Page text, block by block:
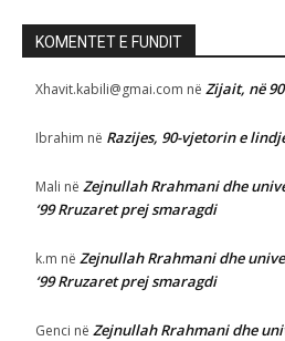
KOMENTET E FUNDIT
Xhavit.kabili@gmai.com në Zijait, në
Ibrahim në Razijes, 90-vjetorin e
Mali në Zejnullah Rrahmani dhe
‘99 Rruzaret prej smaragdi
k.m në Zejnullah Rrahmani dhe
‘99 Rruzaret prej smaragdi
Genci në Zejnullah Rrahmani dhe